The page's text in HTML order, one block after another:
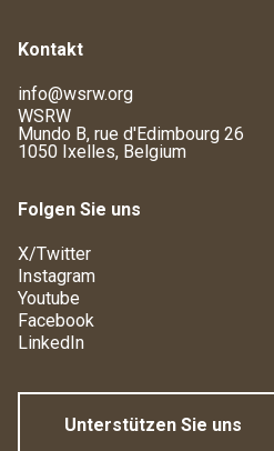
Kontakt
info@wsrw.org
WSRW
Mundo B, rue d'Edimbourg 26
1050 Ixelles, Belgium
Folgen Sie uns
X/Twitter
Instagram
Youtube
Facebook
LinkedIn
Unterstützen Sie uns